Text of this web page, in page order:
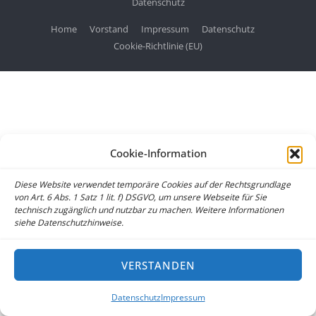
Cookie-Information
Diese Website verwendet temporäre Cookies auf der Rechtsgrundlage
von Art. 6 Abs. 1 Satz 1 lit. f) DSGVO, um unsere Webseite für Sie
technisch zugänglich und nutzbar zu machen. Weitere Informationen
siehe Datenschutzhinweise.
VERSTANDEN
DatenschutzImpressum
Home Vorstand Impressum
Datenschutz
Cookie-Richtlinie (EU)